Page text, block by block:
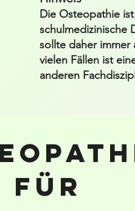
Die Osteopathie
schulmedizinische
sollte daher immer
vielen Fällen ist
anderen
für